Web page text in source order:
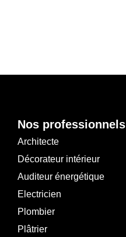
Nos professionnels
Architecte
Décorateur intérieur
Auditeur énergétique
Electricien
Plombier
Plâtrier